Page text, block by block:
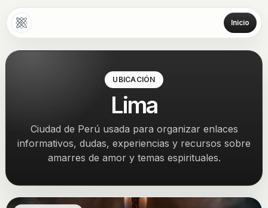
Inicio
UBICACIÓN
Lima
Ciudad de Perú usada para organizar enlaces
informativos, dudas, experiencias y recursos sobre
amarres de amor y temas espirituales.